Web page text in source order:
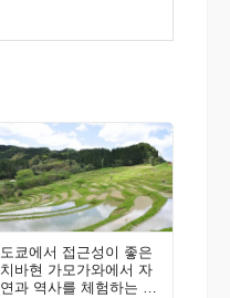
도쿄에서 접근성이 좋은
치바현 가모가와에서 자
연과 역사를 체험하는 여